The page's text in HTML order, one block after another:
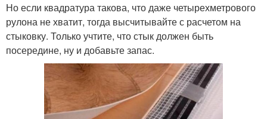
Но если квадратура такова, что даже четырехметрового
рулона не хватит, тогда высчитывайте с расчетом на
стыковку. Только учтите, что стык должен быть
посередине, ну и добавьте запас.